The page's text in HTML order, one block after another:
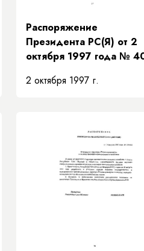
Распоряжение
Президента РС(Я) от 2
октября 1997 года №
зональных совещаний с
Республики Саха
2 октября 1997 г.